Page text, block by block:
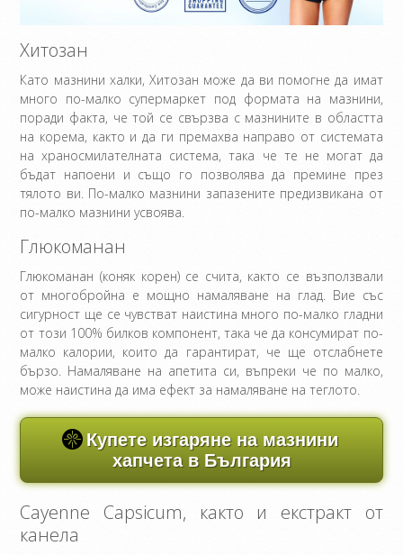
Хитозан
Като мазнини халки, Хитозан може да ви помогне да имат
много по-малко супермаркет под формата на мазнини,
поради факта, че той се свързва с мазнините в областта
на корема, както и да ги премахва направо от системата
на храносмилателната система, така че те не могат да
бъдат напоени и също го позволява да премине през
тялото ви. По-малко мазнини запазените предизвикана от
по-малко мазнини усвоява.
Глюкоманан
Глюкоманан (коняк корен) се счита, както се възползвали
от многобройна е мощно намаляване на глад. Вие със
сигурност ще се чувстват наистина много по-малко гладни
от този 100% билков компонент, така че да консумират по-
малко калории, които да гарантират, че ще отслабнете
бързо. Намаляване на апетита си, въпреки че по малко,
може наистина да има ефект за намаляване на теглото.
Купете изгаряне на мазнини
хапчета в България
Cayenne Capsicum, както и екстракт от
канела